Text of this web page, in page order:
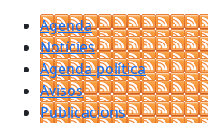
Agenda
Notícies
Agenda política
Avisos
Publicacions